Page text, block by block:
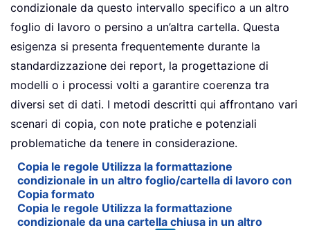
condizionale da questo intervallo specifico a un altro
foglio di lavoro o persino a un’altra cartella. Questa
esigenza si presenta frequentemente durante la
standardizzazione dei report, la progettazione di
modelli o i processi volti a garantire coerenza tra
diversi set di dati. I metodi descritti qui affrontano vari
scenari di copia, con note pratiche e potenziali
problematiche da tenere in considerazione.
Copia le regole Utilizza la formattazione
condizionale in un altro foglio/cartella di lavoro con
Copia formato
Copia le regole Utilizza la formattazione
condizionale da una cartella chiusa in un altro